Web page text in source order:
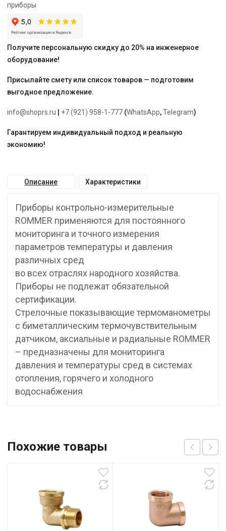
0...10
бар,
приборы
Получите персональную скидку до 20% на инженерное
оборудование!
Присылайте смету или список товаров — подготовим
выгодное предложение.
info@shoprs.ru +7 (921) 958-1-777 (WhatsApp,Telegram)
Гарантируем индивидуальный подход и реальную
экономию!
Описание Характеристики
Приборы контрольно-измерительные
ROMMER применяются для постоянного
мониторинга и точного измерения
параметров температуры и давления
различных сред
во всех отраслях народного хозяйства.
Приборы не подлежат обязательной
сертификации.
Стрелочные показывающие термоманометры
с биметаллическим термочувствительным
датчиком, аксиальные и радиальные ROMMER
– предназначены для мониторинга
давления и температуры сред в системах
отопления, горячего и холодного
водоснабжения
Похожие товары